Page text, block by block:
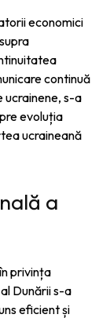
economici
continuă
ucrainene, s-a
evoluția
ucraineană
a
privința
Dunării s-a
eficient și